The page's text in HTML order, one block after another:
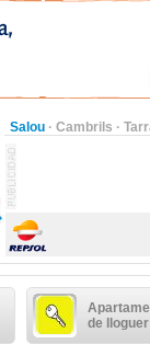
Salou · Cambrils ·
de lloguer